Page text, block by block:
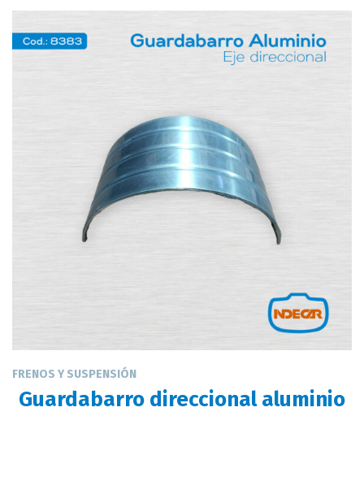
FRENOS Y SUSPENSIÓN
Guardabarro direccional aluminio